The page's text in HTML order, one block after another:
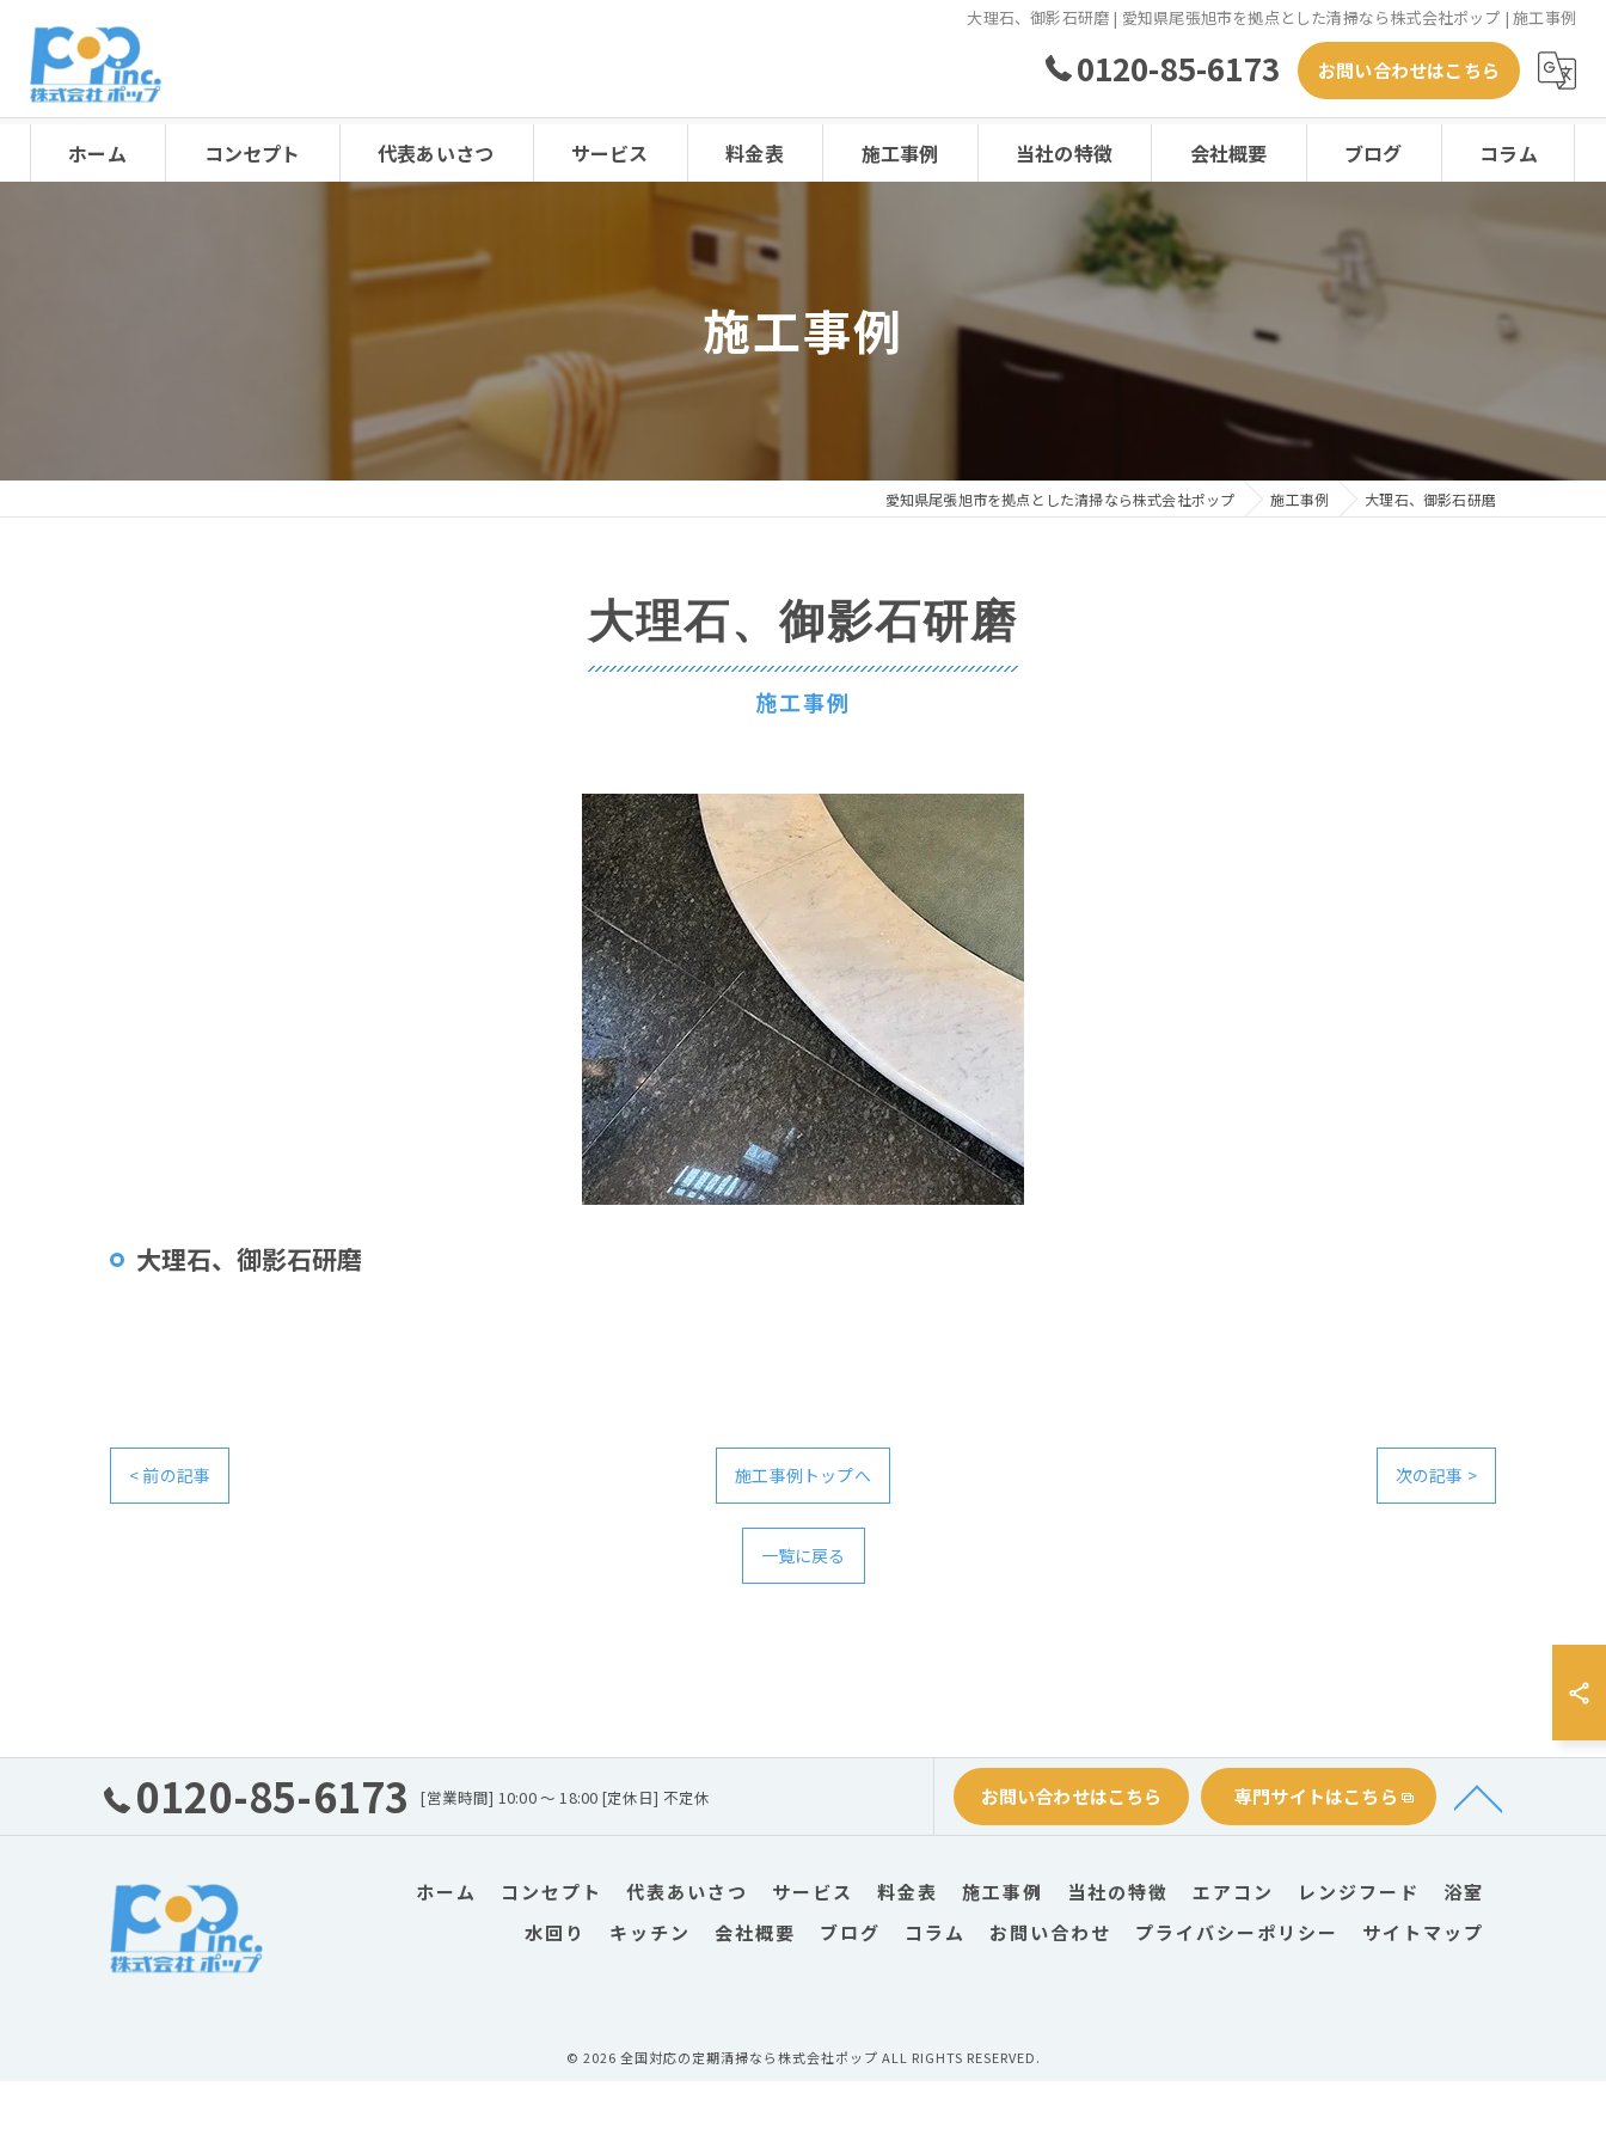
大理石、御影石研磨 | 愛知県尾張旭市を拠点とした清掃なら株式会社ポップ | 施工事例
0120-85-6173 お問い合わせはこちら
ホーム コンセプト 代表あいさつ サービス 料金表 施工事例 当社の特徴
レンジフード
浴室
会社概要 ブログ コラム
施工事例
愛知県尾張旭市を拠点とした清掃なら株式会社ポップ 施工事例 大理石、御影石研磨
施工事例
大理石、御影石研磨
大理石、御影石研磨
< 前の記事 施工事例トップへ 次の記事 >
一覧に戻る
0120-85-6173 [営業時間] 10:00 ～ 18:00 [定休日] 不定休 お問い合わせはこちら 専門サイトはこちら
ホーム コンセプト 代表あいさつ サービス 料金表 施工事例 当社の特徴 エアコン レンジフード
浴室
水回り
キッチン 会社概要 ブログ コラム お問い合わせ プライバシーポリシー サイトマップ
© 2026 全国対応の定期清掃なら株式会社ポップ ALL RIGHTS RESERVED.